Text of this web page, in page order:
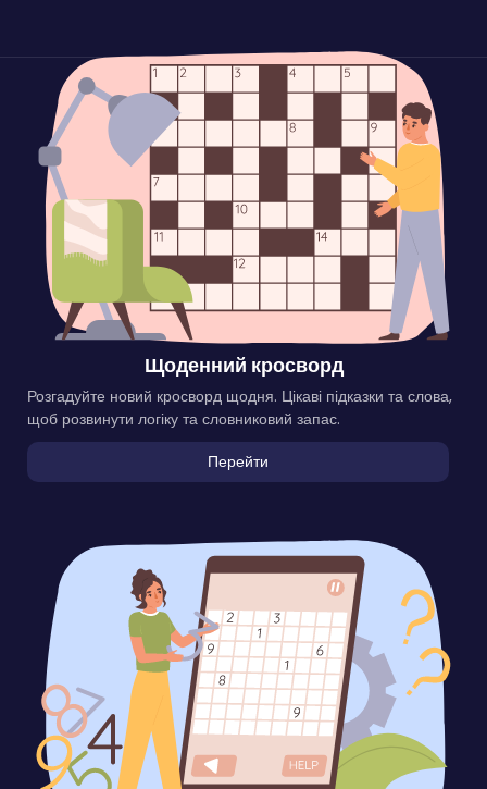
Щоденний кросворд
Розгадуйте новий кросворд щодня. Цікаві підказки та слова,
щоб розвинути логіку та словниковий запас.
Перейти